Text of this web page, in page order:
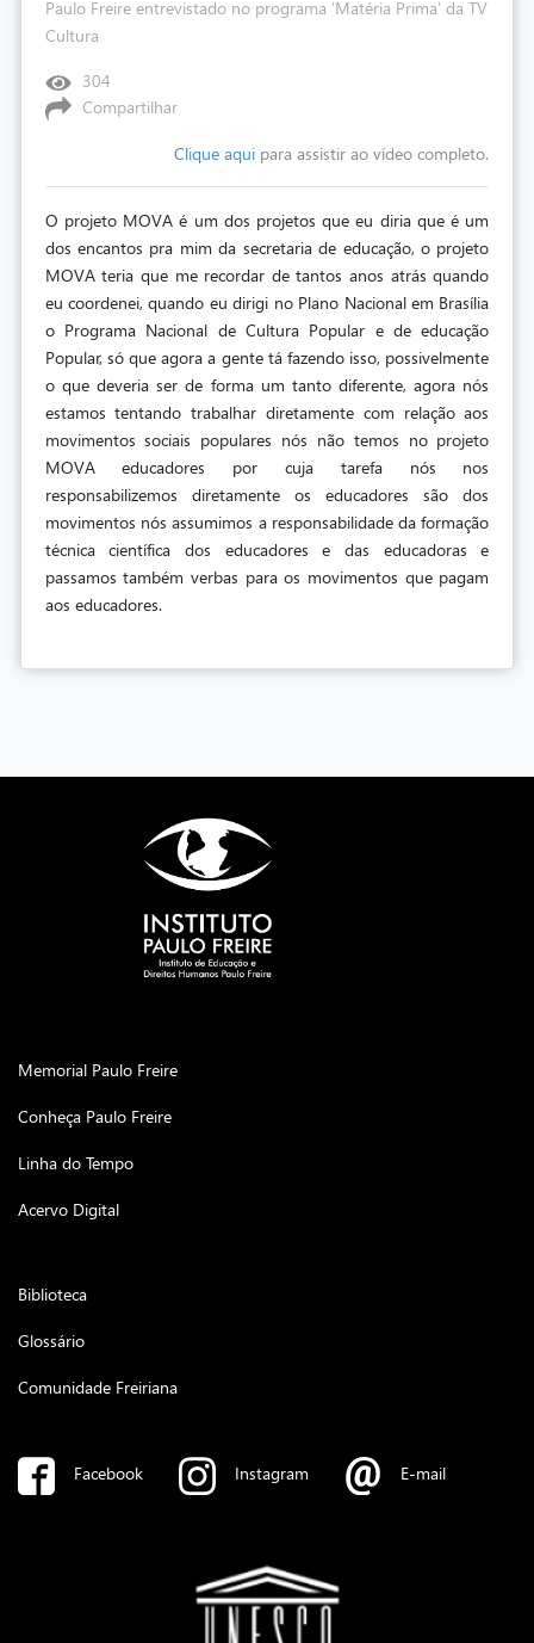
Paulo Freire entrevistado no programa 'Matéria Prima' da TV
Cultura
304
Compartilhar
Clique aqui para assistir ao vídeo completo.
O projeto MOVA é um dos projetos que eu diria que é um
dos encantos pra mim da secretaria de educação, o projeto
MOVA teria que me recordar de tantos anos atrás quando
eu coordenei, quando eu dirigi no Plano Nacional em Brasília
o Programa Nacional de Cultura Popular e de educação
Popular, só que agora a gente tá fazendo isso, possivelmente
o que deveria ser de forma um tanto diferente, agora nós
estamos tentando trabalhar diretamente com relação aos
movimentos sociais populares nós não temos no projeto
MOVA educadores por cuja tarefa nós nos
responsabilizemos diretamente os educadores são dos
movimentos nós assumimos a responsabilidade da formação
técnica científica dos educadores e das educadoras e
passamos também verbas para os movimentos que pagam
aos educadores.
Memorial Paulo Freire
Conheça Paulo Freire
Linha do Tempo
Acervo Digital
Biblioteca
Glossário
Comunidade Freiriana
Facebook Instagram E-mail